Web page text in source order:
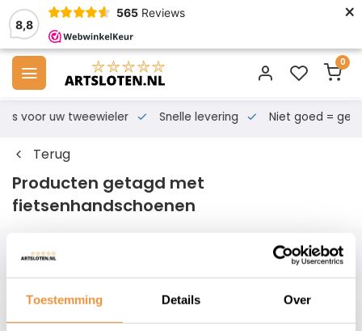
Toestemming Details Over
8,8
565 Reviews ×
0
voor uw tweewieler Snelle levering Niet goed = geld
Terug
Producten getagd met
fietsenhandschoenen
Filters